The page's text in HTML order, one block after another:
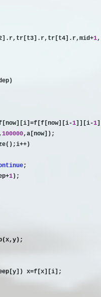
+1
1]][i-1
,100000,a[now]);
)
;
+1);
x=f[x][i];